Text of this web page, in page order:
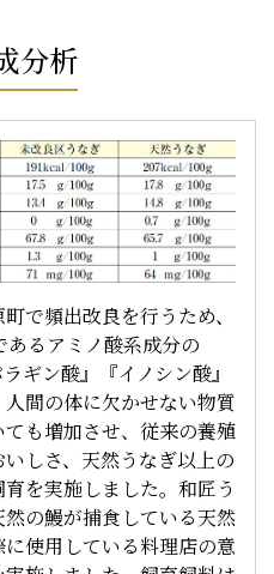
分析
で頻出改良を行うため、
あるアミノ酸系成分の
ギン酸』『イノシン酸』
間の体に欠かせない物質
も増加させ、従来の養殖
しさ、天然うなぎ以上の
を実施しました。和匠う
の鰻が捕食している天然
使用している料理店の意